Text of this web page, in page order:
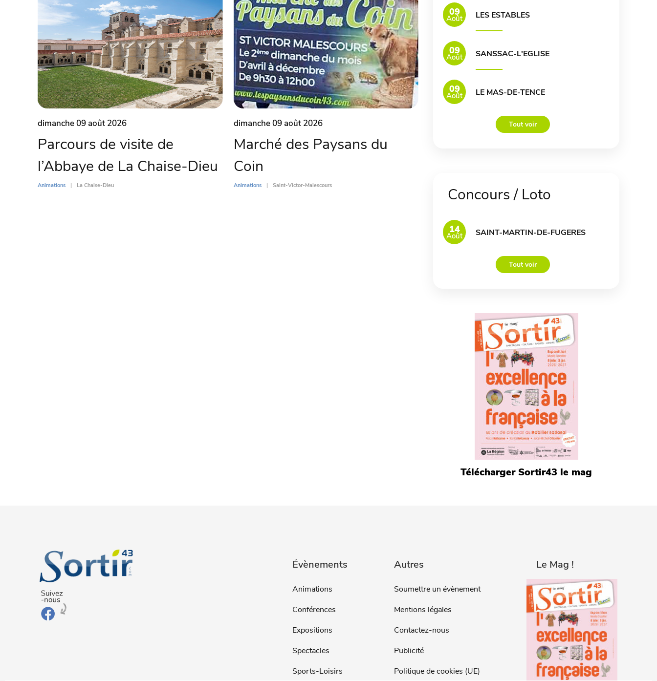
dimanche 09 août 2026
Parcours de visite de
l’Abbaye de La Chaise-Dieu
Animations La Chaise-Dieu
dimanche 09 août 2026
Marché des Paysans du
Coin
Animations Saint-Victor-Malescours
09
Août LES ESTABLES
09
Août SANSSAC-L'EGLISE
09
Août LE MAS-DE-TENCE
Tout voir
Concours / Loto
14
Août SAINT-MARTIN-DE-FUGERES
Tout voir
Télécharger Sortir43 le mag
Évènements
Animations
Conférences
Expositions
Spectacles
Sports-Loisirs
Autres
Soumettre un évènement
Mentions légales
Contactez-nous
Publicité
Politique de cookies (UE)
Le Mag !